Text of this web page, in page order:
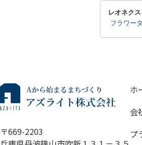
レオネク
フラワー
〒669-2203
ホ
会
プ